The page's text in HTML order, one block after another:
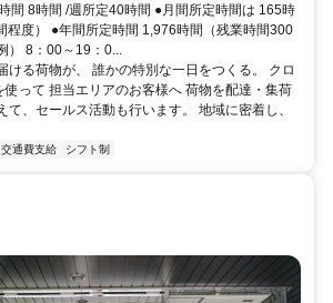
間 8時間 /週所定40時間 ●月間所定時間は 165時
程度） ●年間所定時間 1,976時間（残業時間300
） 8：00～19：0...
ける荷物が、 誰かの特別な一日をつくる。 クロ
使って 担当エリアのお客様へ 荷物を配達・集荷
て、セールス活動も行います。 地域に密着し、
交通費支給 シフト制